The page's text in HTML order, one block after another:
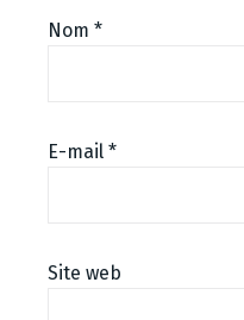
Nom *
E-mail *
Site web